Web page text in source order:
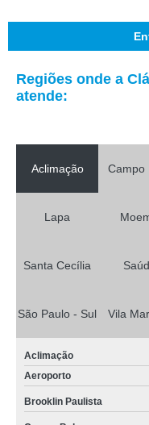
Regiões onde a
atende:
Aclimação Campo
Lapa
Santa Cecília
São Paulo - Sul Vila
Aclimação
Aeroporto
Brooklin Paulista